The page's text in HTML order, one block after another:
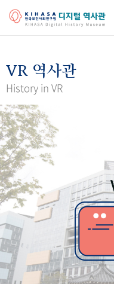
걸어온 길 기관 변천사
연구 역사
정책과 연구
간행물 변천사
기록물 아카이브
사진 아카이브 문서 기록물
50 주년 기념
성과 50선 숫자로 보는
VR 역사관
History in VR